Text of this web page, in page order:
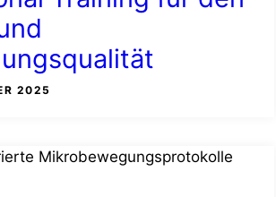
2025